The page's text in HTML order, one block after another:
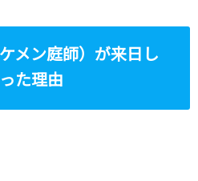
メン庭師）が来日し
た理由